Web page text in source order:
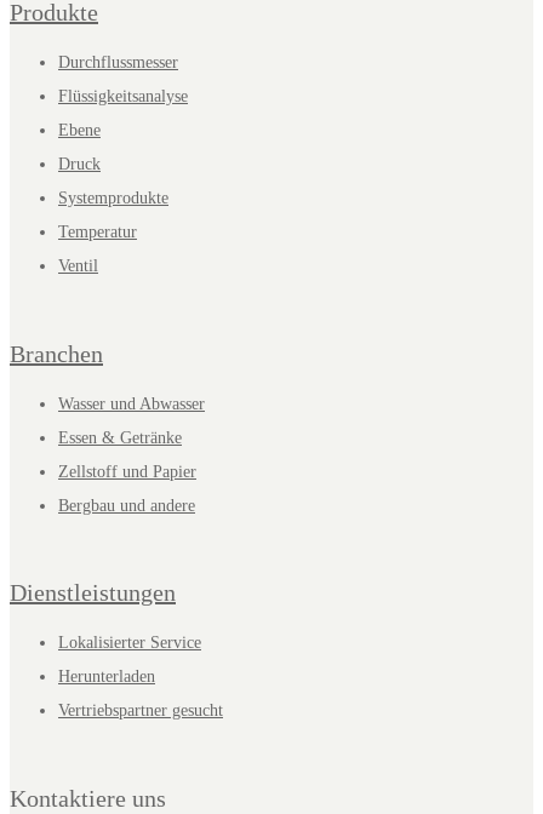
Produkte
Durchflussmesser
Flüssigkeitsanalyse
Ebene
Druck
Systemprodukte
Temperatur
Ventil
Branchen
Wasser und Abwasser
Essen & Getränke
Zellstoff und Papier
Bergbau und andere
Dienstleistungen
Lokalisierter Service
Herunterladen
Vertriebspartner gesucht
Kontaktiere uns